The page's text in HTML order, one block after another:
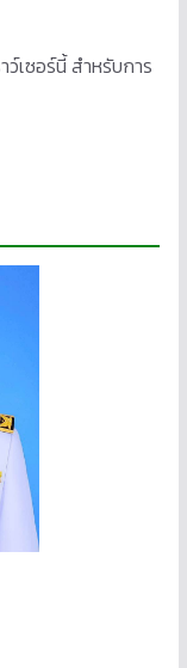
ว์เซอร์นี้ สำหรับการ